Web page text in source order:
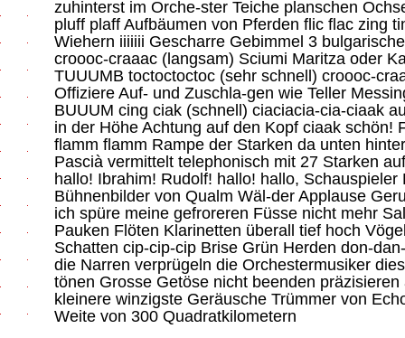
zuhinterst im Orche-ster Teiche planschen
pluff plaff Aufbäumen von Pferden flic flac zing
Wiehern iiiiiii Gescharre Gebimmel 3
croooc-craaac (langsam) Sciumi Maritza oder
TUUUMB toctoctoctoc (sehr schnell) croooc-
Offiziere Auf- und Zuschla-gen wie Teller
BUUUM cing ciak (schnell) ciaciacia-cia-ciaak
in der Höhe Achtung auf den Kopf ciaak schön!
flamm flamm Rampe der Starken da unten
Pascià vermittelt telephonisch mit 27 Starken
hallo! Ibrahim! Rudolf! hallo! hallo,
Bühnenbilder von Qualm Wäl-der Applause
ich spüre meine gefroreren Füsse nicht mehr
Pauken Flöten Klarinetten überall tief hoch
Schatten cip-cip-cip Brise Grün Herden don-
die Narren verprügeln die Orchestermusiker
tönen Grosse Getöse nicht beenden
kleinere winzigste Geräusche Trümmer von
Weite von 300 Quadratkilometern